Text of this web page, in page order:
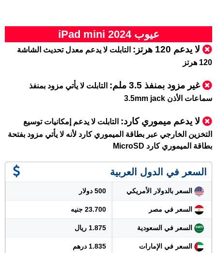
عيوب iPad mini 2024
لا يدعم 120 هرتز:
التابلت لا يدعم معدل تحديث الشاشة
120 هرتز
غير مزود بمنفذ 3.5 ملم:
التابلت لا يأتي مزود بمنفذ
سماعات الأذن 3.5mm jack
لا يدعم ميموري كارد: التابلت لا يدعم إمكانيات توسيع
التخزين الخارجي عبر بطاقة الميموري كارد لأنه لا يأتي مزود بفتحة
بطاقة الميموري كارد MicroSD
السعر في الدول العربية
السعر بالدولار الأمريكي 500 دولار
السعر في مصر 23.700 جنيه
السعر في السعودية 1.875 ريال
السعر في الإمارات 1.835 درهم